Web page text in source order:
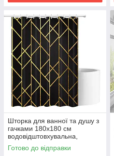
Шторка для ванної та душу з
гачками 180x180 см
водовідштовхувальна,
високоякісна шторка для
ванни Чорна
Готово до відправки